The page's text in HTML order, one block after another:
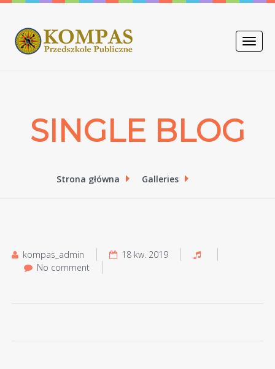
Toggle
SINGLE BLOG
Strona główna Galleries
kompas_admin
18 kw. 2019
No comment